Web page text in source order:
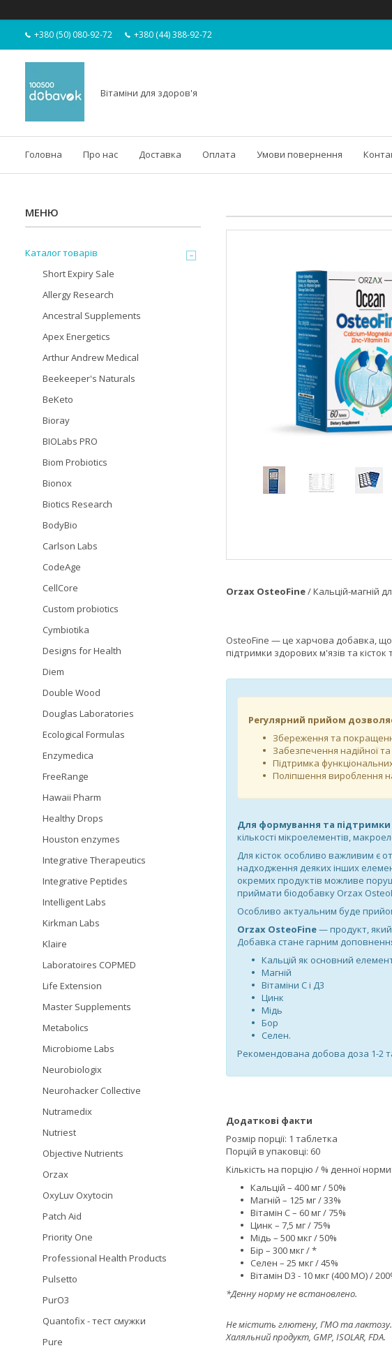
+380 (50) 080-92-72 +380 (44) 388-92-72
Вітаміни для здоров'я
Головна Про нас Доставка Оплата Умови повернення
Orzax OsteoFine/ Кальцій-магній
OsteoFine — це харчова добавка, що
підтримки здорових м'язів та
Регулярний прийом
Збереження та покращення
Забезпечення надійної та
Підтримка
Поліпшення вироблення
Для формування та підтримки
кількості мікроелементів,
Для кісток особливо важливим є
надходження деяких інших
окремих продуктів можливе
приймати біодобавку Orzax
Особливо актуальним буде
Orzax OsteoFine— продукт, який
Добавка стане гарним
Кальцій як основний
Магній
Вітаміни С і Д3
Цинк
Мідь
Бор
Селен.
Рекомендована добова доза 1-2
Додаткові факти
Розмір порції: 1 таблетка
Порцій в упаковці: 60
Кількість на порцію / % денної норми:
Кальцій – 400 мг / 50%
Магній – 125 мг / 33%
Вітамін С – 60 мг / 75%
Цинк – 7,5 мг / 75%
Мідь – 500 мкг / 50%
Бір – 300 мкг / *
Селен – 25 мкг / 45%
Вітамін D3 - 10 мкг (400 МО) /
*Денну норму не встановлено.
Не містить глютену, ГМО та лактозу.
Халяльний продукт, GMP, ISOLAR, FDA.
Каталог товарів
Short Expiry Sale
Allergy Research
Ancestral Supplements
Apex Energetics
Arthur Andrew Medical
Beekeeper's Naturals
BeKeto
Bioray
BIOLabs PRO
Biom Probiotics
Bionox
Biotics Research
BodyBio
Carlson Labs
CodeAge
CellCore
Custom probiotics
Cymbiotika
Designs for Health
Diem
Double Wood
Douglas Laboratories
Ecological Formulas
Enzymedica
FreeRange
Hawaii Pharm
Healthy Drops
Houston enzymes
Integrative Therapeutics
Integrative Peptides
Intelligent Labs
Kirkman Labs
Klaire
Laboratoires COPMED
Life Extension
Master Supplements
Metabolics
Microbiome Labs
Neurobiologix
Neurohacker Collective
Nutramedix
Nutriest
Objective Nutrients
Orzax
OxyLuv Oxytocin
Patch Aid
Priority One
Professional Health Products
Pulsetto
PurO3
Quantofix - тест смужки
Pure